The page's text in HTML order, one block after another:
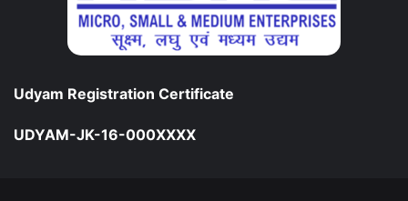
Udyam Registration Certificate
UDYAM-JK-16-000XXXX